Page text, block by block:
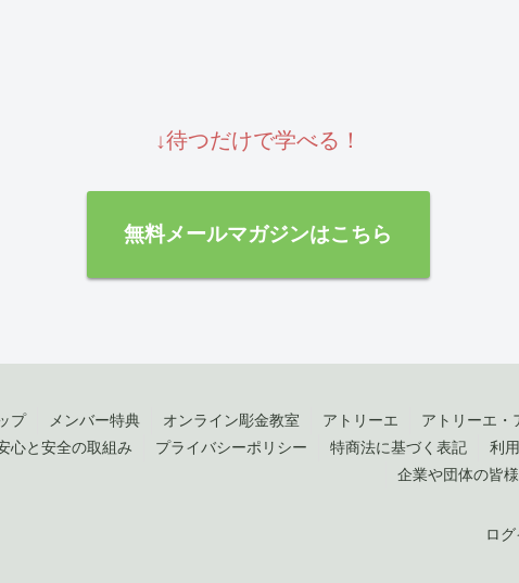
↓待つだけで学べる！
無料メールマガジンはこちら
プ メンバー特典 オンライン彫金教室 アトリーエ アトリーエ・
心と安全の取組み プライバシーポリシー 特商法に基づく表記 利
企業や団体の皆
ロ